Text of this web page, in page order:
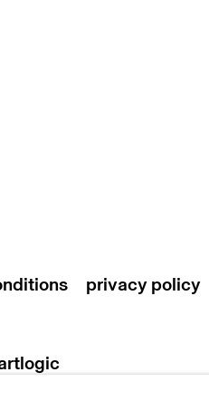
privacy policy